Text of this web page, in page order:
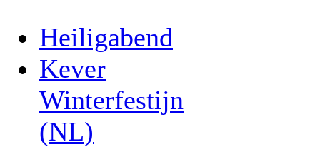
Heiligabend
Kever
Winterfestijn
(NL)